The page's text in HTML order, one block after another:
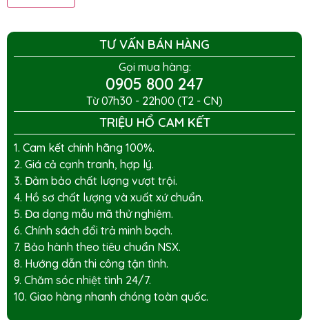
TƯ VẤN BÁN HÀNG
Gọi mua hàng:
0905 800 247
Từ 07h30 - 22h00 (T2 - CN)
TRIỆU HỔ CAM KẾT
1. Cam kết chính hãng 100%.
2. Giá cả cạnh tranh, hợp lý.
3. Đảm bảo chất lượng vượt trội.
4. Hồ sơ chất lượng và xuất xứ chuẩn.
5. Đa dạng mẫu mã thử nghiệm.
6. Chính sách đổi trả minh bạch.
7. Bảo hành theo tiêu chuẩn NSX.
8. Hướng dẫn thi công tận tình.
9. Chăm sóc nhiệt tình 24/7.
10. Giao hàng nhanh chóng toàn quốc.